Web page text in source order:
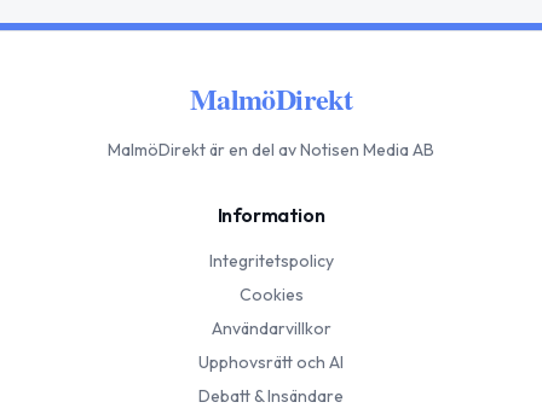
MalmöDirekt
MalmöDirektär en del av Notisen Media AB
Information
Integritetspolicy
Cookies
Användarvillkor
Upphovsrätt och AI
Debatt & Insändare